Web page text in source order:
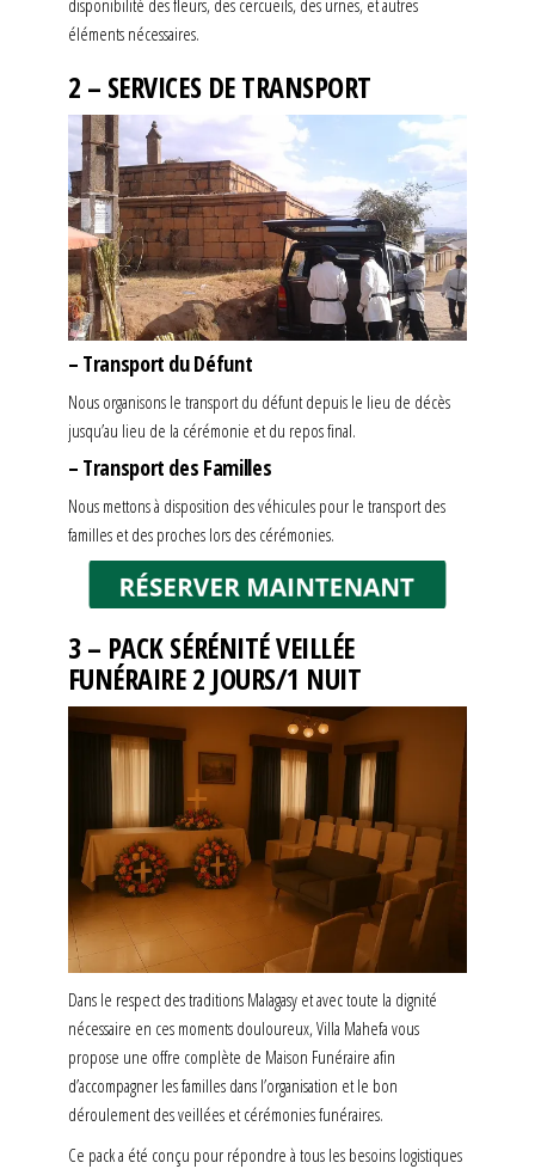
disponibilité des fleurs, des cercueils, des urnes, et autres
éléments nécessaires.
2 – SERVICES DE TRANSPORT
– Transport du Défunt
Nous organisons le transport du défunt depuis le lieu de décès
jusqu’au lieu de la cérémonie et du repos final.
– Transport des Familles
Nous mettons à disposition des véhicules pour le transport des
familles et des proches lors des cérémonies.
3 – PACK SÉRÉNITÉ VEILLÉE
FUNÉRAIRE 2 JOURS/1 NUIT
Dans le respect des traditions Malagasy et avec toute la dignité
nécessaire en ces moments douloureux, Villa Mahefa vous
propose une offre complète de Maison Funéraire afin
d’accompagner les familles dans l’organisation et le bon
déroulement des veillées et cérémonies funéraires.
Ce pack a été conçu pour répondre à tous les besoins logistiques